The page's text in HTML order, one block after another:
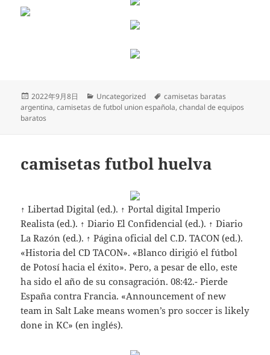
Publicado
el
2022年9月8日 Categorías
Uncategorized Etiquetas
camisetas baratas
argentina,camisetas de futbol union española,chandal de equipos
baratos
camisetas futbol huelva
↑ Libertad Digital (ed.). ↑ Portal digital Imperio
Realista (ed.). ↑ Diario El Confidencial (ed.). ↑ Diario
La Razón (ed.). ↑ Página oficial del C.D. TACON (ed.).
«Historia del CD TACON». «Blanco dirigió el fútbol
de Potosí hacia el éxito». Pero, a pesar de ello, este
ha sido el año de su consagración. 08:42.- Pierde
España contra Francia. «Announcement of new
team in Salt Lake means women’s pro soccer is likely
done in KC» (en inglés).